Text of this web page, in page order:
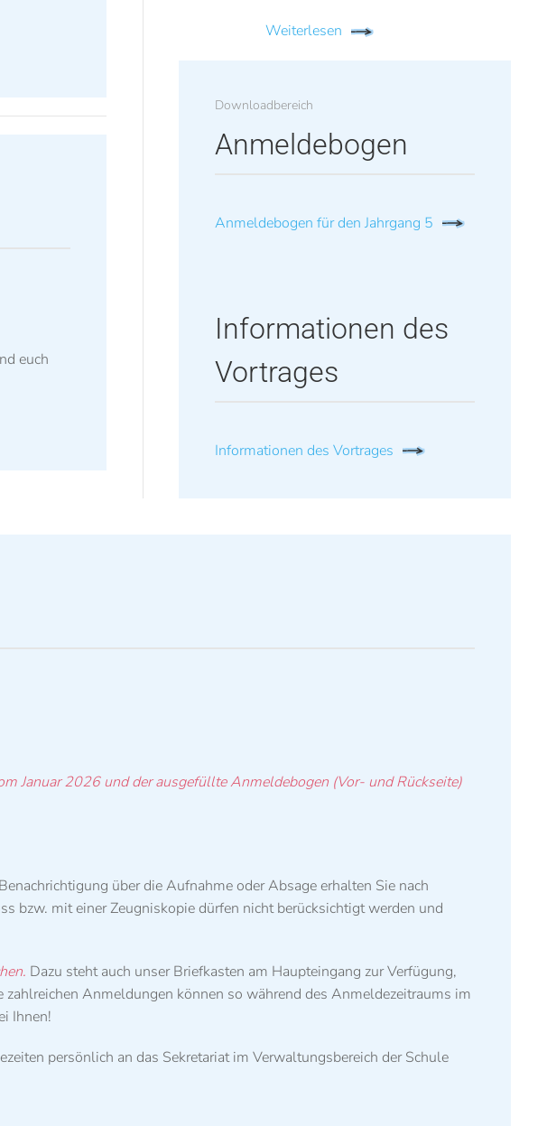
euch
Weiterlesen
Downloadbereich
Anmeldebogen
Anmeldebogen für den Jahrgang 5
Informationen des
Vortrages
Informationen des Vortrages
Januar 2026 und der ausgefüllte Anmeldebogen (Vor- und Rückseite)
über die Aufnahme oder Absage erhalten Sie nach
bzw. mit einer Zeugniskopiedürfen nicht berücksichtigt werden und
Dazu steht auch unser Briefkasten am Haupteingang zur Verfügung,
Anmeldungen können so während des Anmeldezeitraums im
Ihnen!
persönlich an das Sekretariat im Verwaltungsbereich der Schule